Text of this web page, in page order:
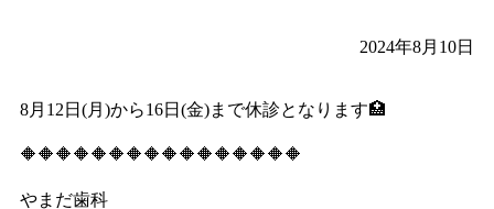
2024年8月10日
8月12日(月)から16日(金)まで休診となります🏥
🔶🔶🔶🔶🔶🔶🔶🔶🔶🔶🔶🔶🔶🔶🔶🔶
やまだ歯科